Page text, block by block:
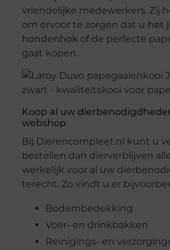
vriendelijke medewerkers. Zij
om ervoor te zorgen dat u het
hondenhokof de perfecte
gaat kopen.
Koop al uw
webshop
Bij Dierencompleet.nl kunt u
bestellen dan dierverblijven
werkelijk voor al uw
terecht. Zo vindt u er
Bodembedekking
Voer- en drinkbakken
Reinigings- en